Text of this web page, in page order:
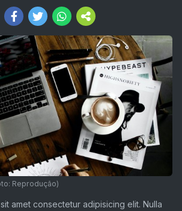
Reprodução)
amet consectetur adipisicing elit. Nulla